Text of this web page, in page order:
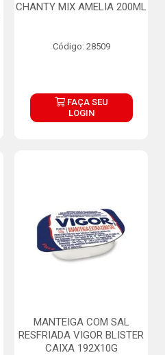
CHANTY MIX AMELIA 200ML
Código: 28509
FAÇA SEU
LOGIN
MANTEIGA COM SAL
RESFRIADA VIGOR BLISTER
CAIXA 192X10G